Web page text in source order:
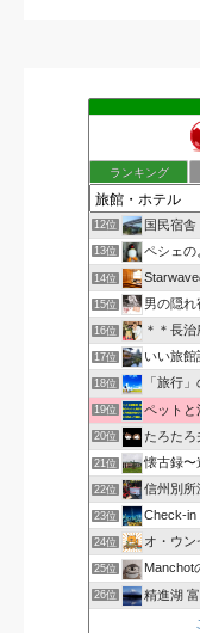
ランキング
12位 国民宿
13位 ペシェの
14位
15位 男の隠れ
16位 ＊＊長
17位 いい旅館訪
18位 「旅行
19位 ペットと
20位 たろたろ
21位 懐古録〜
22位 信州別所
23位 Check-in
24位 オ・ウ
25位 Manchot
26位 精進湖